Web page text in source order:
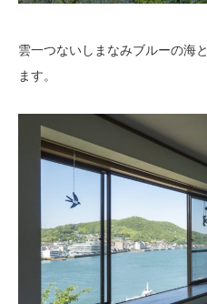
雲一つないしまなみブルーの海
ます。